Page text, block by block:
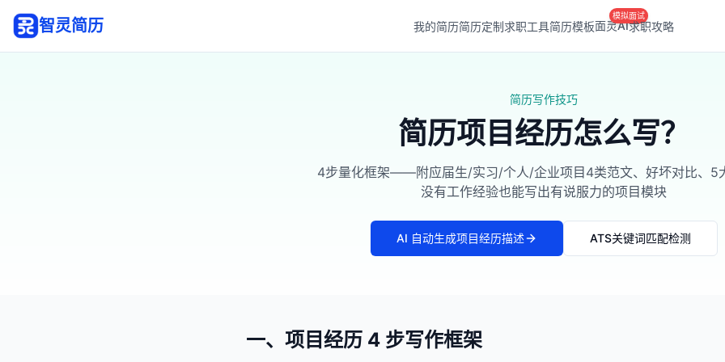
智灵简历 我的简历简历定制求职工具简历模板面灵AI
模拟面试
求职攻略
简历写作技巧
简历项目经历怎么写？
4步量化框架——附应届生/实习/个人/企业项目4类范文、好坏对比、5
没有工作经验也能写出有说服力的项目模块
AI 自动生成项目经历描述 ATS关键词匹配检测
一、项目经历 4 步写作框架